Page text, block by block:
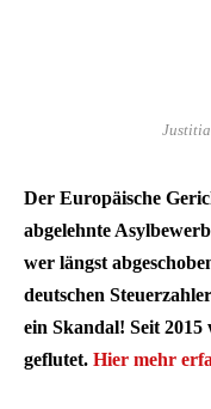
Der Europäische
abgelehnte
wer längst
deutschen
ein Skandal! Seit
geflutet. Hier mehr